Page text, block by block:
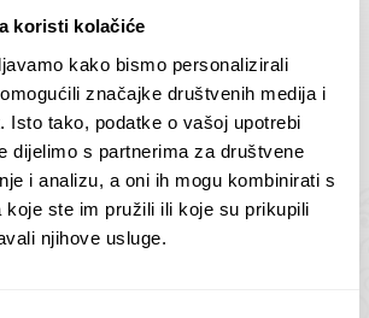
koristi kolačiće
kako bismo personalizirali
značajke društvenih medija i
Isto tako, podatke o vašoj upotrebi
dijelimo s partnerima za društvene
i analizu, a oni ih mogu kombinirati s
koje ste im pružili ili koje su prikupili
njihove usluge.
2
€Raspon
cijena:
od
75,00 €
138,00 €
Antarktika – krajolik
2
75,00€ – 138,00€Raspon
cijena:
od
ODABERI OPCIJE